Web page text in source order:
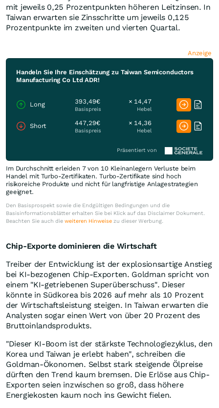
mit jeweils 0,25 Prozentpunkten höheren Leitzinsen. In
Taiwan erwarten sie Zinsschritte um jeweils 0,125
Prozentpunkte im zweiten und vierten Quartal.
Anzeige
Handeln Sie Ihre Einschätzung zu Taiwan Semiconductors
Manufacturing Co Ltd ADR!
Long 393,49€
Basispreis
× 14,47
Hebel
Short 447,29€
Basispreis
× 14,36
Hebel
Präsentiert von
Im Durchschnitt erleiden 7 von 10 Kleinanlegern Verluste beim
Handel mit Turbo-Zertifikaten. Turbo-Zertifikate sind hoch
risikoreiche Produkte und nicht für langfristige Anlagestrategien
geeignet.
Den Basisprospekt sowie die Endgültigen Bedingungen und die
Basisinformationsblätter erhalten Sie bei Klick auf das Disclaimer Dokument.
Beachten Sie auch die weiteren Hinweise zu dieser Werbung.
Chip-Exporte dominieren die Wirtschaft
Treiber der Entwicklung ist der explosionsartige Anstieg
bei KI-bezogenen Chip-Exporten. Goldman spricht von
einem "KI-getriebenen Superüberschuss". Dieser
könnte in Südkorea bis 2026 auf mehr als 10 Prozent
der Wirtschaftsleistung steigen. In Taiwan erwarten die
Analysten sogar einen Wert von über 20 Prozent des
Bruttoinlandsprodukts.
"Dieser KI-Boom ist der stärkste Technologiezyklus, den
Korea und Taiwan je erlebt haben", schreiben die
Goldman-Ökonomen. Selbst stark steigende Ölpreise
dürften den Trend kaum bremsen. Die Erlöse aus Chip-
Exporten seien inzwischen so groß, dass höhere
Energiekosten kaum noch ins Gewicht fielen.